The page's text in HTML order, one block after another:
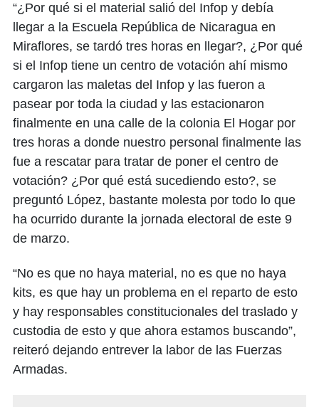
“¿Por qué si el material salió del Infop y debía
llegar a la Escuela República de Nicaragua en
Miraflores, se tardó tres horas en llegar?, ¿Por qué
si el Infop tiene un centro de votación ahí mismo
cargaron las maletas del Infop y las fueron a
pasear por toda la ciudad y las estacionaron
finalmente en una calle de la colonia El Hogar por
tres horas a donde nuestro personal finalmente las
fue a rescatar para tratar de poner el centro de
votación? ¿Por qué está sucediendo esto?, se
preguntó López, bastante molesta por todo lo que
ha ocurrido durante la jornada electoral de este 9
de marzo.
“No es que no haya material, no es que no haya
kits, es que hay un problema en el reparto de esto
y hay responsables constitucionales del traslado y
custodia de esto y que ahora estamos buscando”,
reiteró dejando entrever la labor de las Fuerzas
Armadas.